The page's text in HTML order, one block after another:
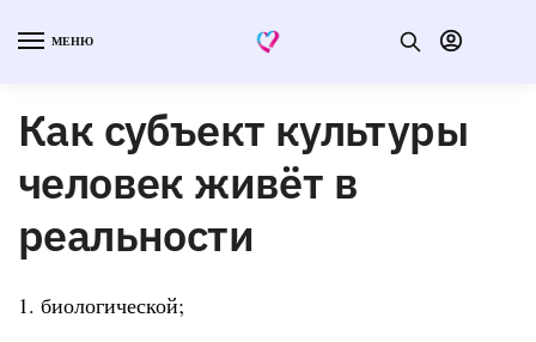
МЕНЮ
Как субъект культуры
человек живёт в
реальности
1. биологической;